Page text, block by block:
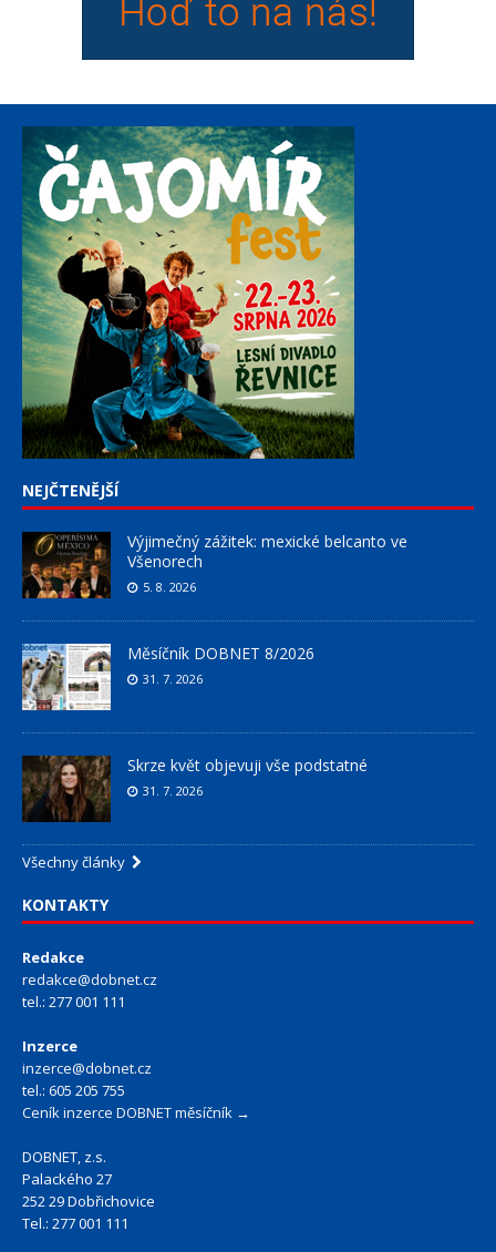
NEJČTENĚJŠÍ
Výjimečný zážitek: mexické belcanto ve
Všenorech
5. 8. 2026
Měsíčník DOBNET 8/2026
31. 7. 2026
Skrze květ objevuji vše podstatné
31. 7. 2026
Všechny články
KONTAKTY
Redakce
redakce@dobnet.cz
tel.: 277 001 111
Inzerce
inzerce@dobnet.cz
tel.: 605 205 755
Ceník inzerce DOBNET měsíčník →
DOBNET, z.s.
Palackého 27
252 29 Dobřichovice
Tel.: 277 001 111